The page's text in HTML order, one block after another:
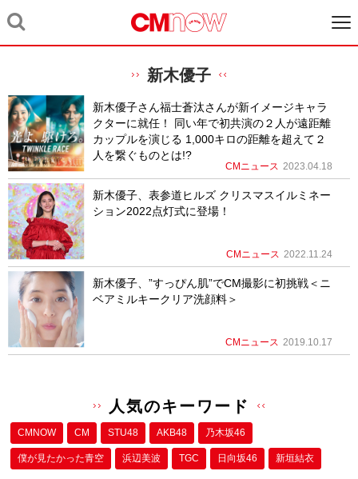
新木優子
新木優子さん福士蒼汰さんが新イメージキャラ
クターに就任！ 同い年で初共演の２人が遠距離
カップルを演じる 1,000キロの距離を超えて２
人を繋ぐものとは!?
CMニュース 2023.04.18
新木優子、表参道ヒルズ クリスマスイルミネー
ション2022点灯式に登場！
CMニュース 2022.11.24
新木優子、”すっぴん肌”でCM撮影に初挑戦＜ニ
ベアミルキークリア洗顔料＞
CMニュース 2019.10.17
人気のキーワード
CMNOW CM STU48 AKB48 乃木坂46
僕が⾒たかった⻘空 浜辺美波 TGC 日向坂46 新垣結衣